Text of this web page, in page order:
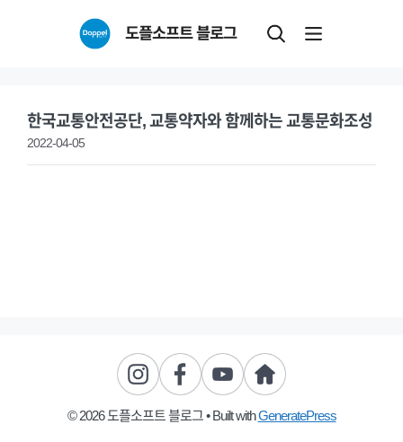
도플소프트 블로그
한국교통안전공단, 교통약자와 함께하는 교통문화조성
2022-04-05
© 2026 도플소프트 블로그• Built withGeneratePress